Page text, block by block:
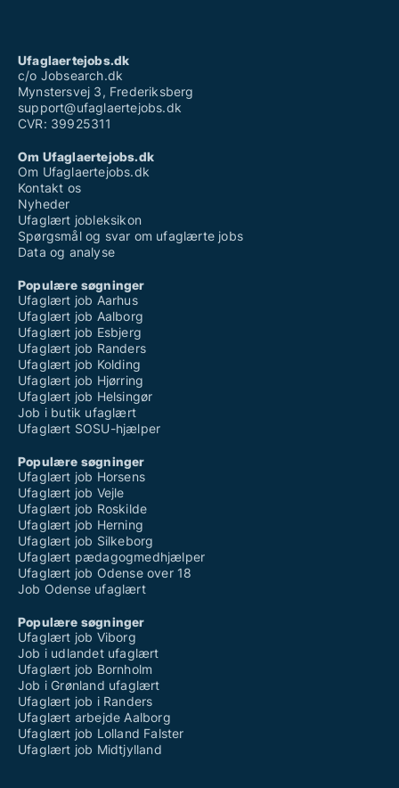
Ufaglært vikar plejehjem
Vikar hjemmepleje ufaglært løn
Ufaglaertejobs.dk
c/o Jobsearch.dk
Mynstersvej 3, Frederiksberg
support@ufaglaertejobs.dk
CVR: 39925311
Om Ufaglaertejobs.dk
Om Ufaglaertejobs.dk
Kontakt os
Nyheder
Ufaglært jobleksikon
Spørgsmål og svar om ufaglærte jobs
Data og analyse
Populære søgninger
Ufaglært job Aarhus
Ufaglært job Aalborg
Ufaglært job Esbjerg
Ufaglært job Randers
Ufaglært job Kolding
Ufaglært job Hjørring
Ufaglært job Helsingør
Job i butik ufaglært
Ufaglært SOSU-hjælper
Populære søgninger
Ufaglært job Horsens
Ufaglært job Vejle
Ufaglært job Roskilde
Ufaglært job Herning
Ufaglært job Silkeborg
Ufaglært pædagogmedhjælper
Ufaglært job Odense over 18
Job Odense ufaglært
Populære søgninger
Ufaglært job Viborg
Job i udlandet ufaglært
Ufaglært job Bornholm
Job i Grønland ufaglært
Ufaglært job i Randers
Ufaglært arbejde Aalborg
Ufaglært job Lolland Falster
Ufaglært job Midtjylland